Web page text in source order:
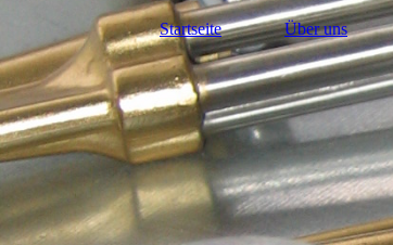
Startseite Über uns